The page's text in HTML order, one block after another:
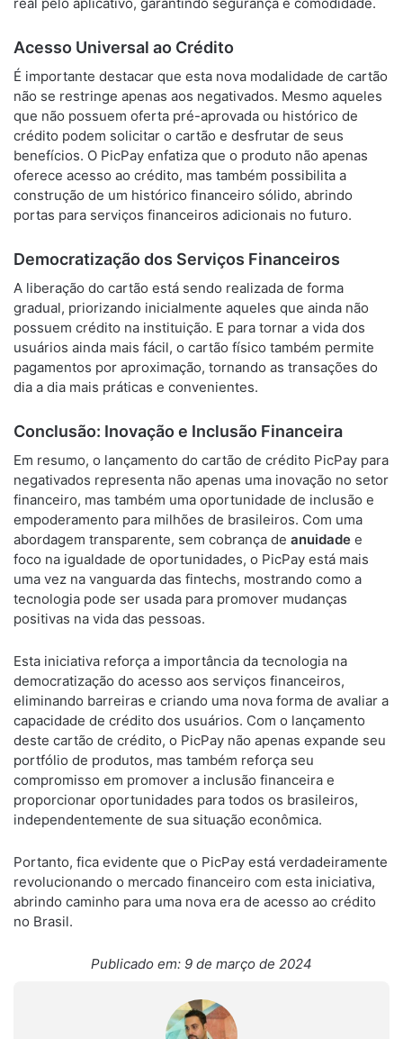
Acesso Universal ao Crédito
É importante destacar que esta nova modalidade de cartão
não se restringe apenas aos negativados. Mesmo aqueles
que não possuem oferta pré-aprovada ou histórico de
crédito podem solicitar o cartão e desfrutar de seus
benefícios. O PicPay enfatiza que o produto não apenas
oferece acesso ao crédito, mas também possibilita a
construção de um histórico financeiro sólido, abrindo
portas para serviços financeiros adicionais no futuro.
Democratização dos Serviços Financeiros
A liberação do cartão está sendo realizada de forma
gradual, priorizando inicialmente aqueles que ainda não
possuem crédito na instituição. E para tornar a vida dos
usuários ainda mais fácil, o cartão físico também permite
pagamentos por aproximação, tornando as transações do
dia a dia mais práticas e convenientes.
Conclusão: Inovação e Inclusão Financeira
Em resumo, o lançamento do cartão de crédito PicPay para
negativados representa não apenas uma inovação no setor
financeiro, mas também uma oportunidade de inclusão e
empoderamento para milhões de brasileiros. Com uma
abordagem transparente, sem cobrança de anuidade e
foco na igualdade de oportunidades, o PicPay está mais
uma vez na vanguarda das fintechs, mostrando como a
tecnologia pode ser usada para promover mudanças
positivas na vida das pessoas.
Esta iniciativa reforça a importância da tecnologia na
democratização do acesso aos serviços financeiros,
eliminando barreiras e criando uma nova forma de avaliar a
capacidade de crédito dos usuários. Com o lançamento
deste cartão de crédito, o PicPay não apenas expande seu
portfólio de produtos, mas também reforça seu
compromisso em promover a inclusão financeira e
proporcionar oportunidades para todos os brasileiros,
independentemente de sua situação econômica.
Portanto, fica evidente que o PicPay está verdadeiramente
revolucionando o mercado financeiro com esta iniciativa,
abrindo caminho para uma nova era de acesso ao crédito
no Brasil.
Publicado em: 9 de março de 2024